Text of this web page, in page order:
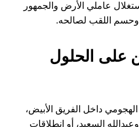
عاملي الأرض والجمهور
اللقب لصالحه.
على الحلول
داخل الفريق الأبيض،
السعيد، أو انطلاقات